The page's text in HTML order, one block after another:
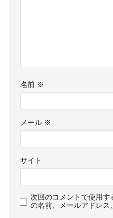
名前 ※
メール ※
サイト
次回のコメントで使用
の名前、メールアドレス